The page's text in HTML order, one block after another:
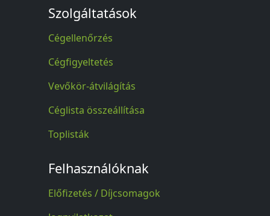
Szolgáltatások
Cégellenőrzés
Cégfigyeltetés
Vevőkör-átvilágítás
Céglista összeállítása
Toplisták
Felhasználóknak
Előfizetés / Díjcsomagok